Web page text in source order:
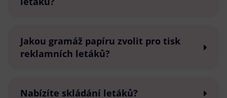
Jakou gramáž papíru zvolit pro tisk
reklamních letáků?
Nabízíte skládání letáků?